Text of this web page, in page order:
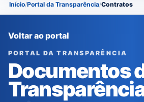
Início Portal da Transparência Contratos
Voltar ao portal
PORTAL DA TRANSPARÊNCIA
Documentos